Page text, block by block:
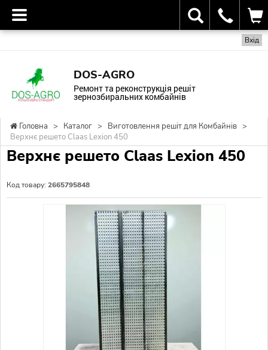
Вхід
DOS-AGRO
Ремонт та реконструкція решіт
зернозбиральних комбайнів
Головна > Каталог > Виготовлення решіт для Комбайнів >
Верхнє решето Claas Lexion 450
Верхнє решето Claas Lexion 450
Код товару: 2665795848